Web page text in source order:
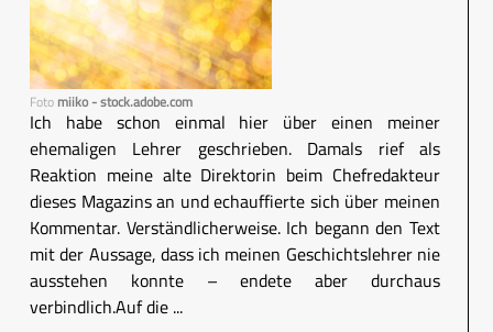
Foto miiko - stock.adobe.com
Ich habe schon einmal hier über einen meiner
ehemaligen Lehrer geschrieben. Damals rief als
Reaktion meine alte Direktorin beim Chefredakteur
dieses Magazins an und echauffierte sich über meinen
Kommentar. Verständlicherweise. Ich begann den Text
mit der Aussage, dass ich meinen Geschichtslehrer nie
ausstehen konnte – endete aber durchaus
verbindlich.Auf die ...